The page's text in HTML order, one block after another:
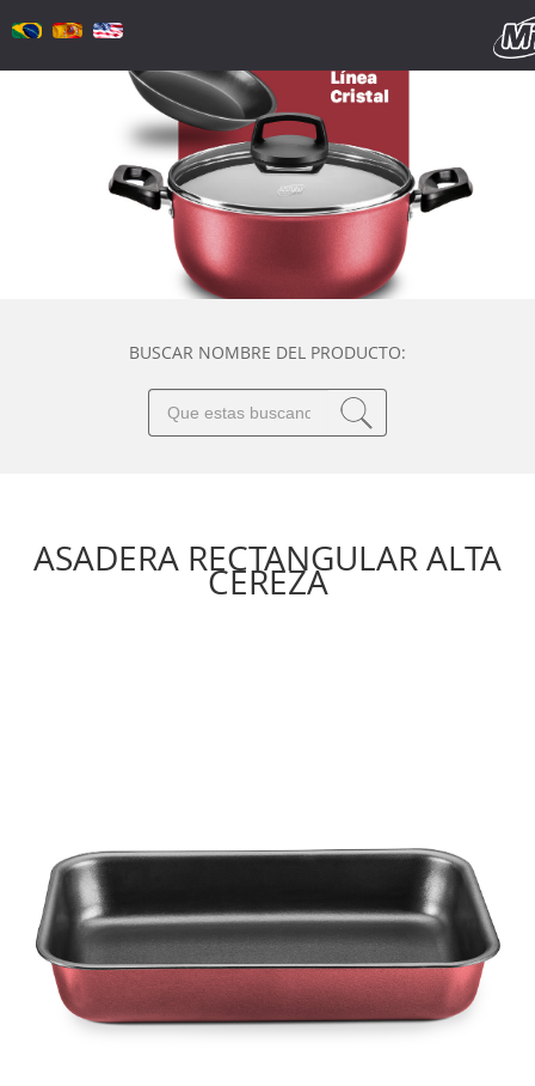
BUSCAR NOMBRE DEL PRODUCTO:
ASADERA RECTANGULAR ALTA
CEREZA